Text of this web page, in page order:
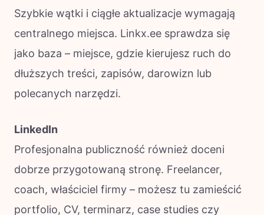
Szybkie wątki i ciągłe aktualizacje wymagają
centralnego miejsca. Linkx.ee sprawdza się
jako baza – miejsce, gdzie kierujesz ruch do
dłuższych treści, zapisów, darowizn lub
polecanych narzędzi.
LinkedIn
Profesjonalna publiczność również doceni
dobrze przygotowaną stronę. Freelancer,
coach, właściciel firmy – możesz tu zamieścić
portfolio, CV, terminarz, case studies czy